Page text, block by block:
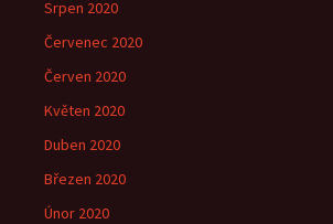
Srpen 2020
Červenec 2020
Červen 2020
Květen 2020
Duben 2020
Březen 2020
Únor 2020